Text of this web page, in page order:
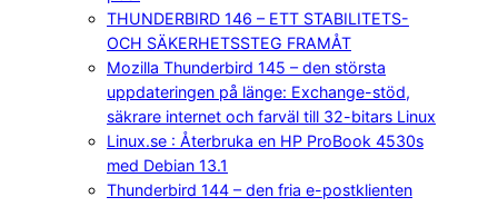
THUNDERBIRD 146 – ETT STABILITETS-
OCH SÄKERHETSSTEG FRAMÅT
Mozilla Thunderbird 145 – den största
uppdateringen på länge: Exchange-stöd,
säkrare internet och farväl till 32-bitars Linux
Linux.se : Återbruka en HP ProBook 4530s
med Debian 13.1
Thunderbird 144 – den fria e-postklienten